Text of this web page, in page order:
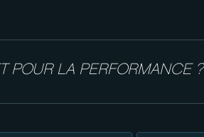
POUR LA PERFORMANCE ?